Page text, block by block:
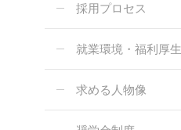
採用プロセス
就業環境・福利厚生
求める人物像